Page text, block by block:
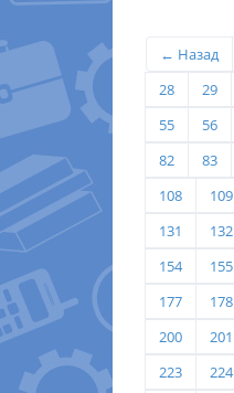
← Назад
28
29
55
56
82
83
108
109
131
132
154
155
177
178
200
201
223
224